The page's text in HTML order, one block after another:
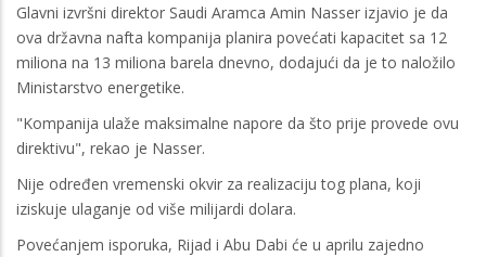
Glavni izvršni direktor Saudi Aramca Amin Nasser izjavio je da
ova državna nafta kompanija planira povećati kapacitet sa 12
miliona na 13 miliona barela dnevno, dodajući da je to naložilo
Ministarstvo energetike.
"Kompanija ulaže maksimalne napore da što prije provede ovu
direktivu", rekao je Nasser.
Nije određen vremenski okvir za realizaciju tog plana, koji
iziskuje ulaganje od više milijardi dolara.
Povećanjem isporuka, Rijad i Abu Dabi će u aprilu zajedno